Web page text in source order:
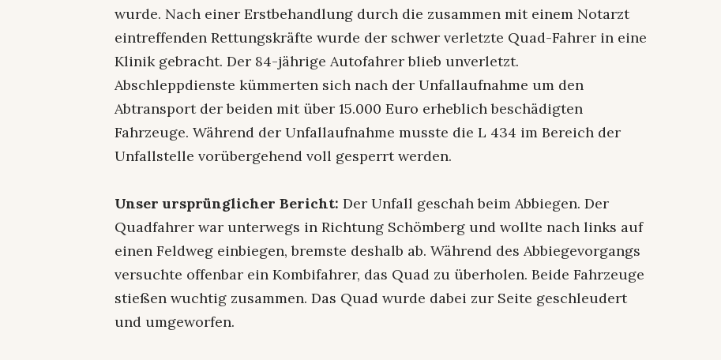
wurde. Nach einer Erstbehandlung durch die zusammen mit einem Notarzt
eintreffenden Rettungskräfte wurde der schwer verletzte Quad-Fahrer in eine
Klinik gebracht. Der 84-jährige Autofahrer blieb unverletzt.
Abschleppdienste kümmerten sich nach der Unfallaufnahme um den
Abtransport der beiden mit über 15.000 Euro erheblich beschädigten
Fahrzeuge. Während der Unfallaufnahme musste die L 434 im Bereich der
Unfallstelle vorübergehend voll gesperrt werden.
Unser ursprünglicher Bericht: Der Unfall geschah beim Abbiegen. Der
Quadfahrer war unterwegs in Richtung Schömberg und wollte nach links auf
einen Feldweg einbiegen, bremste deshalb ab. Während des Abbiegevorgangs
versuchte offenbar ein Kombifahrer, das Quad zu überholen. Beide Fahrzeuge
stießen wuchtig zusammen. Das Quad wurde dabei zur Seite geschleudert
und umgeworfen.